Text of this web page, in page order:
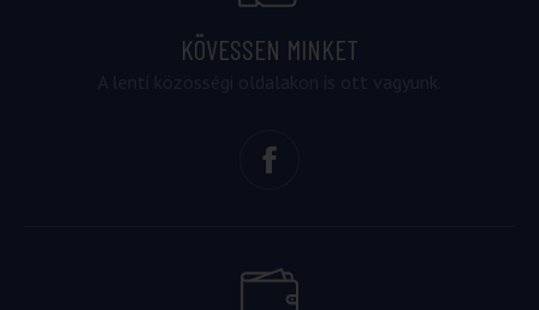
KÖVESSEN MINKET